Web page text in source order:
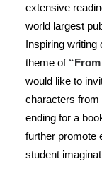
extensive
world largest
Inspiring writing
theme of
would like to
characters from
ending for a
further promote
student